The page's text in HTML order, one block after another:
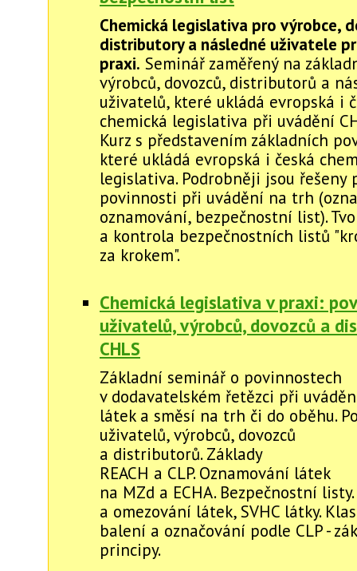
Chemická legislativa pro výrobce,
distributory a následné uživatele
praxi. Seminář zaměřený na
výrobců, dovozců, distributorů a
uživatelů, které ukládá evropská i
chemická legislativa při uvádění
Kurz s představením základních
které ukládá evropská i česká
legislativa. Podrobněji jsou řešeny
povinnosti při uvádění na trh
oznamování, bezpečnostní list).
a kontrola bezpečnostních listů
za krokem".
Chemická legislativa v praxi:
uživatelů, výrobců, dovozců a
CHLS
Základní seminář o povinnostech
v dodavatelském řetězci při
látek a směsí na trh či do oběhu.
uživatelů, výrobců, dovozců
a distributorů. Základy
REACH a CLP. Oznamování látek
na MZd a ECHA. Bezpečnostní
a omezování látek, SVHC látky.
balení a označování podle CLP -
principy.